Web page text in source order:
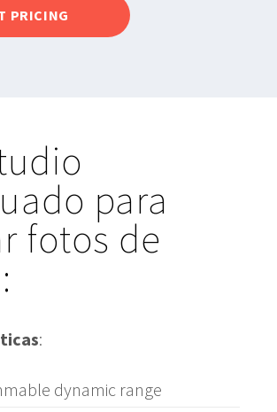
PRICING
para
fotos de
:
dynamic range